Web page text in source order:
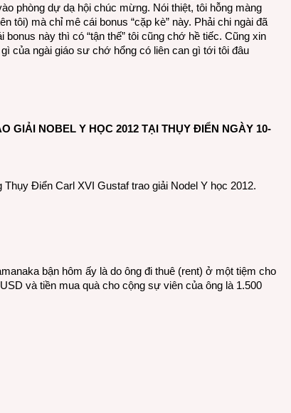
phòng dự dạ hội chúc mừng. Nói thiệt, tôi hỗng màng
tôi) mà chỉ mê cái bonus “cặp kè” này. Phải chi ngài đã
này thì có “tận thế” tôi cũng chớ hề tiếc. Cũng xin
của ngài giáo sư chớ hổng có liên can gì tới tôi đâu
GIẢI NOBEL Y HỌC 2012 TẠI THỤY ĐIỂN NGÀY 10-
Điển Carl XVI Gustaf trao giải Nodel Y học 2012.
bận hôm ấy là do ông đi thuê (rent) ở một tiệm cho
và tiền mua quà cho cộng sự viên của ông là 1.500